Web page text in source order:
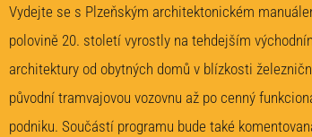
Vydejte se s Plzeňským architektonickém
polovině 20. století vyrostly na tehdejším
architektury od obytných domů v blízkosti
původní tramvajovou vozovnu až po cenný
podniku. Součástí programu bude také